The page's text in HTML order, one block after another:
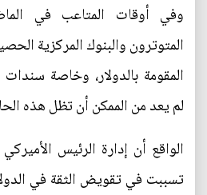
وفي أوقات المتاعب في
المتوترون والبنوك المركزية
المقومة بالدولار، وخاصة سندات
لم يعد من الممكن أن تظل هذه
الواقع أن إدارة الرئيس
تسببت في تقويض الثقة في